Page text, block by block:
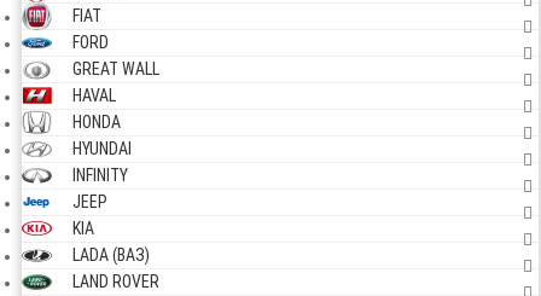
FIAT
FORD
GREAT WALL
HAVAL
HONDA
HYUNDAI
INFINITY
JEEP
KIA
LADA (ВАЗ)
LAND ROVER